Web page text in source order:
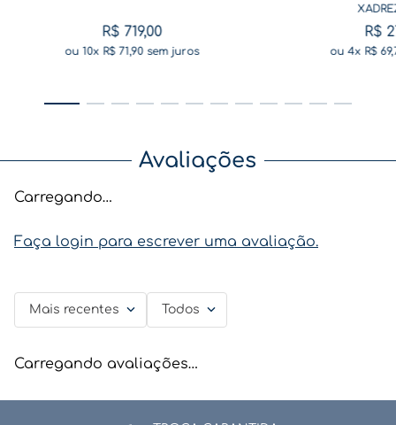
R$ 719,00
ou10x R$ 71,90sem juros
R$
ou 4x R$ 69,
Avaliações
Carregando…
Faça login para escrever uma avaliação.
Mais recentes Todos
Carregando avaliações…